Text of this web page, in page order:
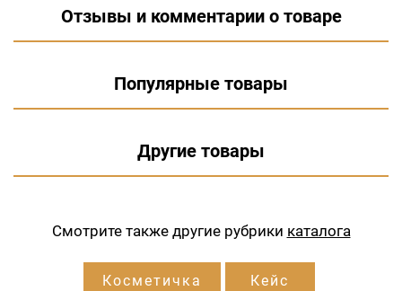
Отзывы и комментарии о товаре
Популярные товары
Другие товары
Смотрите также другие рубрики каталога
Косметичка Кейс